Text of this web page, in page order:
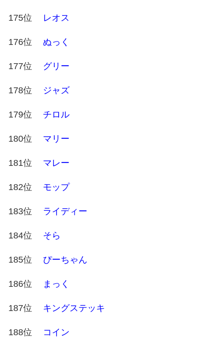
175位 レオス
176位 ぬっく
177位 グリー
178位 ジャズ
179位 チロル
180位 マリー
181位 マレー
182位 モップ
183位 ライディー
184位 そら
185位 ぴーちゃん
186位 まっく
187位 キングステッキ
188位 コイン